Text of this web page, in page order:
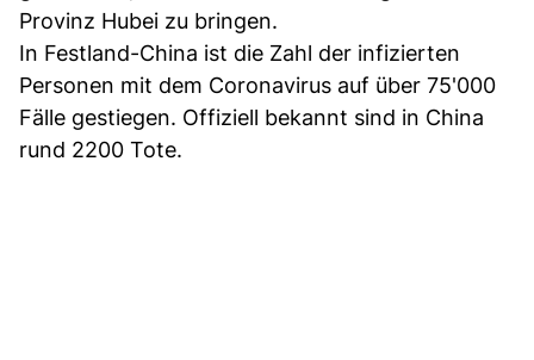
Provinz Hubei zu bringen.
In Festland-China ist die Zahl der infizierten
Personen mit dem Coronavirus auf über 75'000
Fälle gestiegen. Offiziell bekannt sind in China
rund 2200 Tote.